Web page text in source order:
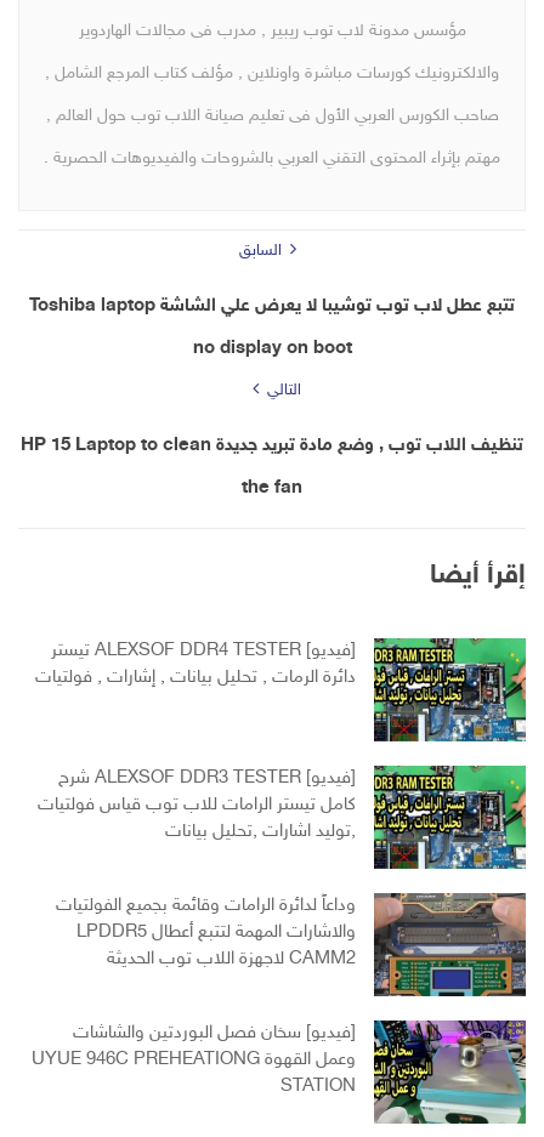
مؤسس مدونة لاب توب ريبير , مدرب فى مجالات الهاردوير
والالكترونيك كورسات مباشرة واونلاين , مؤلف كتاب المرجع الشامل ,
صاحب الكورس العربي الأول فى تعليم صيانة اللاب توب حول العالم ,
مهتم بإثراء المحتوى التقني العربي بالشروحات والفيديوهات الحصرية .
السابق
تتبع عطل لاب توب توشيبا لا يعرض علي الشاشة Toshiba laptop
no display on boot
التالي
تنظيف اللاب توب , وضع مادة تبريد جديدة HP 15 Laptop to clean
the fan
إقرأ أيضا
[فيديو] ALEXSOF DDR4 TESTER تيستر
دائرة الرمات , تحليل بيانات , إشارات , فولتيات
[فيديو] ALEXSOF DDR3 TESTER شرح
كامل تيستر الرامات للاب توب قياس فولتيات
,توليد اشارات ,تحليل بيانات
وداعاً لدائرة الرامات وقائمة بجميع الفولتيات
والاشارات المهمة لتتبع أعطال LPDDR5
CAMM2 لاجهزة اللاب توب الحديثة
[فيديو] سخان فصل البوردتين والشاشات
وعمل القهوة UYUE 946C PREHEATIONG
STATION